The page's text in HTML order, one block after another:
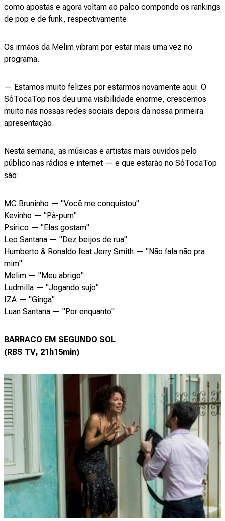
como apostas e agora voltam ao palco compondo os rankings
de pop e de funk, respectivamente.
Os irmãos da Melim vibram por estar mais uma vez no
programa.
— Estamos muito felizes por estarmos novamente aqui. O
SóTocaTop nos deu uma visibilidade enorme, crescemos
muito nas nossas redes sociais depois da nossa primeira
apresentação.
Nesta semana, as músicas e artistas mais ouvidos pelo
público nas rádios e internet — e que estarão no SóTocaTop
são:
MC Bruninho — "Você me conquistou"
Kevinho — "Pá-pum"
Psirico — "Elas gostam"
Leo Santana — "Dez beijos de rua"
Humberto & Ronaldo feat Jerry Smith — "Não fala não pra
mim"
Melim — "Meu abrigo"
Ludmilla — "Jogando sujo"
IZA — "Ginga"
Luan Santana — "Por enquanto"
BARRACO EM SEGUNDO SOL
(RBS TV, 21h15min)